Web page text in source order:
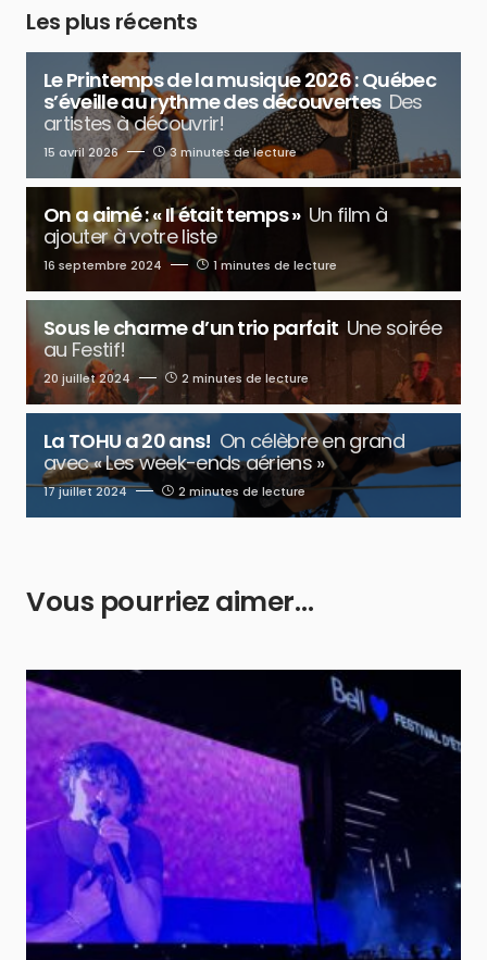
Les plus récents
Le Printemps de la musique 2026 : Québec
s’éveille au rythme des découvertes Des
artistes à découvrir!
15 avril 2026 3 minutes de lecture
On a aimé : « Il était temps » Un film à
ajouter à votre liste
16 septembre 2024 1 minutes de lecture
Sous le charme d’un trio parfait Une soirée
au Festif!
20 juillet 2024 2 minutes de lecture
La TOHU a 20 ans! On célèbre en grand
avec « Les week-ends aériens »
17 juillet 2024 2 minutes de lecture
Vous pourriez aimer…